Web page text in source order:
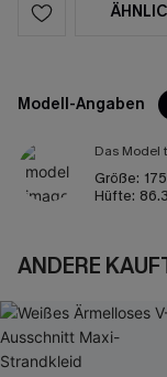
Modell-Angaben
Das Model
Größe:
Hüfte:
ANDERE